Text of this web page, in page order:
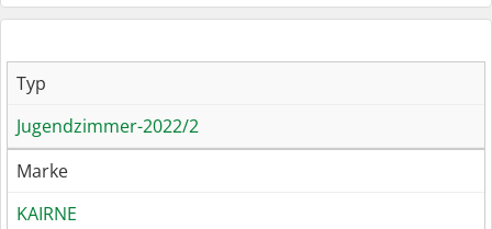
Typ
Jugendzimmer-2022/2
Marke
KAIRNE